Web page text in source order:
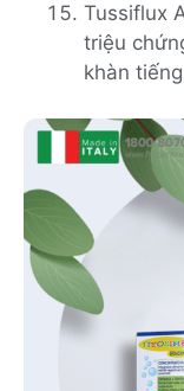
Tussiflux
triệu
khàn tiếng